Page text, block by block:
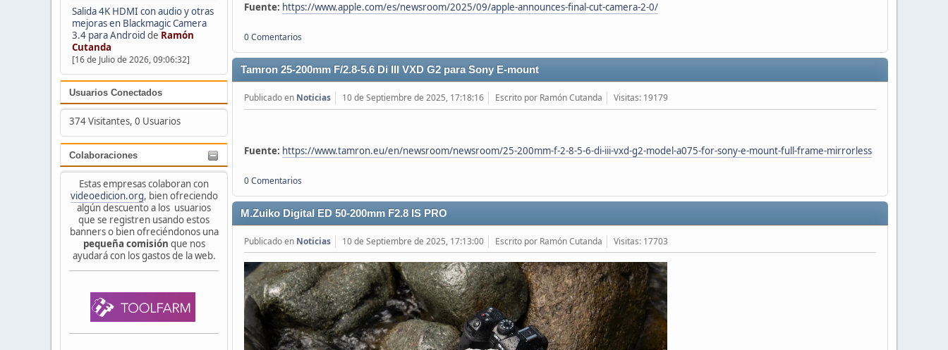
Salida 4K HDMI con audio y otras
mejoras en Blackmagic Camera
3.4 para Android de Ramón
Cutanda
[16 de Julio de 2026, 09:06:32]
Usuarios Conectados
374 Visitantes, 0 Usuarios
Colaboraciones
Estas empresas colaboran con
videoedicion.org, bien ofreciendo
algún descuento a los usuarios
que se registren usando estos
banners o bien ofreciéndonos una
pequeña comisión que nos
ayudará con los gastos de la web.
Fuente: https://www.apple.com/es/newsroom/2025/09/apple-announces-final-cut-camera-2-0/
0 Comentarios
Tamron 25-200mm F/2.8-5.6 Di III VXD G2 para Sony E-mount
Publicado en Noticias 10 de Septiembre de 2025, 17:18:16 Escrito por Ramón Cutanda Visitas: 19179
Fuente: https://www.tamron.eu/en/newsroom/newsroom/25-200mm-f-2-8-5-6-di-iii-vxd-g2-model-a075-for-sony-e-mount-full-frame-mirrorless
0 Comentarios
M.Zuiko Digital ED 50-200mm F2.8 IS PRO
Publicado en Noticias 10 de Septiembre de 2025, 17:13:00 Escrito por Ramón Cutanda Visitas: 17703